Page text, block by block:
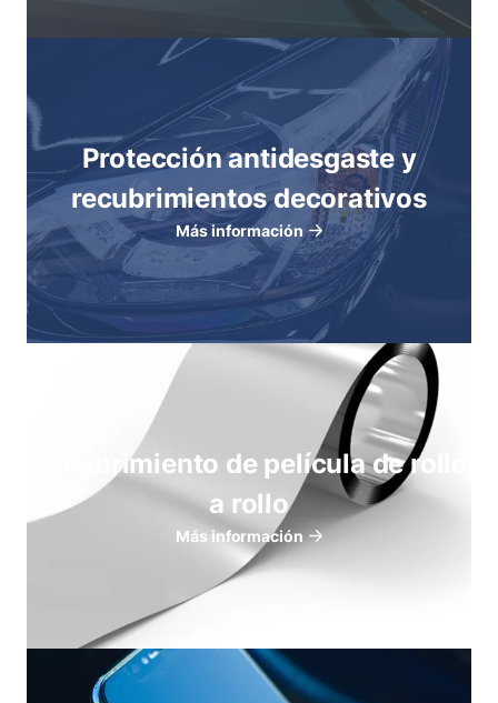
Protección antidesgaste y
recubrimientos decorativos
Más información
Recubrimiento de película de rollo
a rollo
Más información